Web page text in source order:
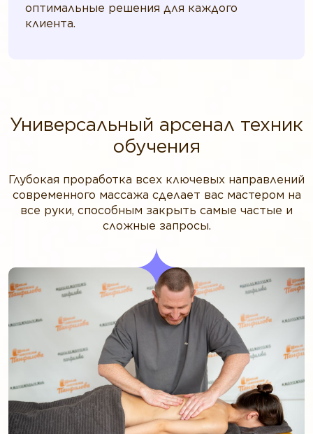
оптимальные решения для каждого
клиента.
Универсальный арсенал техник
обучения
Глубокая проработка всех ключевых направлений
современного массажа сделает вас мастером на
все руки, способным закрыть самые частые и
сложные запросы.